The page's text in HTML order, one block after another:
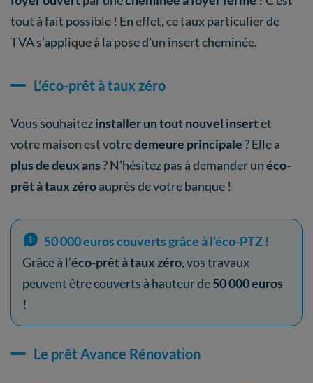
tout à fait possible ! En effet, ce taux particulier de
TVA s’applique à la pose d’un insert cheminée.
L’éco-prêt à taux zéro
Vous souhaitezinstaller un tout nouvel insertet
votre maison est votredemeure principale? Elle a
plus de deux ans? N’hésitez pas à demander unéco-
prêt à taux zéroauprès de votre banque !
50 000 euros couverts grâce à l’éco-PTZ !
Grâce à l’éco-prêt à taux zéro,vos travaux
peuvent être couverts à hauteur de50 000 euros
!
Le prêt Avance Rénovation